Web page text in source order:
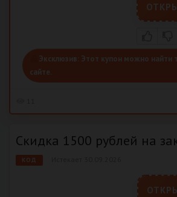
Эксклюзив: Этот купон можно найти
сайте.
Скидка 1500 рублей на
КОД